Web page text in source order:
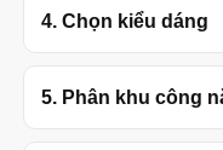
4. Chọn kiểu dáng
5. Phân khu công